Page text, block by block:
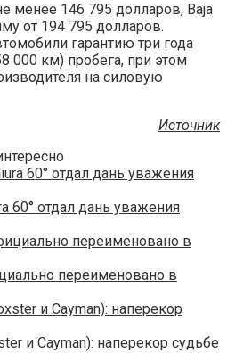
менее 146 795 долларов, Baja
от 194 795 долларов.
гарантию три года
000 км) пробега, при этом
на силовую
Источник
60° отдал дань уважения
переименовано в
и Cayman): наперекор судьбе